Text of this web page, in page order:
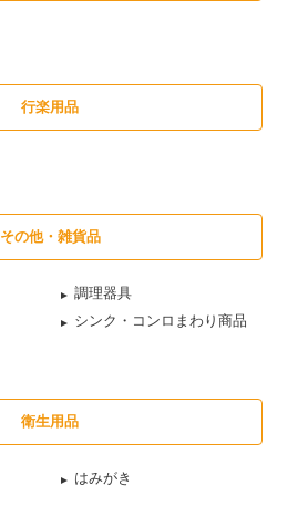
行楽用品
その他・雑貨品
調理器具
シンク・コンロまわり商品
衛生用品
はみがき